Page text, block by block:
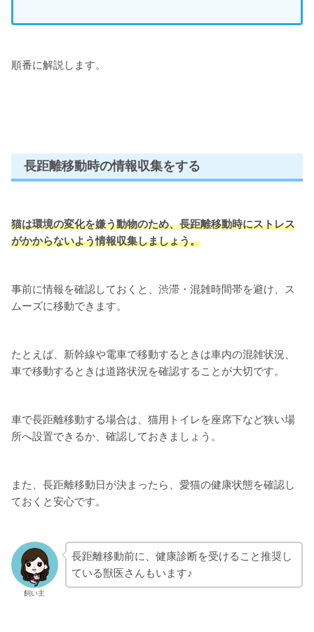
順番に解説します。
長距離移動時の情報収集をする
猫は環境の変化を嫌う動物のため、長距離移動時にストレス
がかからないよう情報収集しましょう。
事前に情報を確認しておくと、渋滞・混雑時間帯を避け、ス
ムーズに移動できます。
たとえば、新幹線や電車で移動するときは車内の混雑状況、
車で移動するときは道路状況を確認することが大切です。
車で長距離移動する場合は、猫用トイレを座席下など狭い場
所へ設置できるか、確認しておきましょう。
また、長距離移動日が決まったら、愛猫の健康状態を確認し
ておくと安心です。
飼い主
長距離移動前に、健康診断を受けること推奨し
ている獣医さんもいます♪